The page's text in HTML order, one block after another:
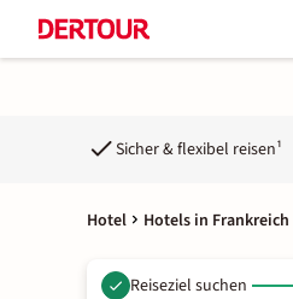
Sicher & flexibel reisen¹
Hotel Hotels in Frankreich
Reiseziel suchen